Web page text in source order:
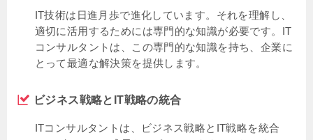
IT技術は日進月歩で進化しています。それを理解し、
適切に活用するためには専門的な知識が必要です。IT
コンサルタントは、この専門的な知識を持ち、企業に
とって最適な解決策を提供します。
ビジネス戦略とIT戦略の統合
ITコンサルタントは、ビジネス戦略とIT戦略を統合